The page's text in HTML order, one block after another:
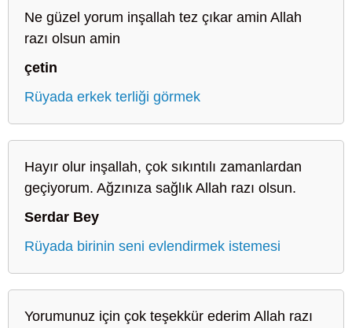
Ne güzel yorum inşallah tez çıkar amin Allah
razı olsun amin
çetin
Rüyada erkek terliği görmek
Hayır olur inşallah, çok sıkıntılı zamanlardan
geçiyorum. Ağzınıza sağlık Allah razı olsun.
Serdar Bey
Rüyada birinin seni evlendirmek istemesi
Yorumunuz için çok teşekkür ederim Allah razı